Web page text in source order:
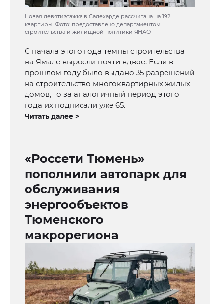
Новая девятиэтажка в Салехарде рассчитана на 192
квартиры. Фото: предоставлено департаментом
строительства и жилищной политики ЯНАО
С начала этого года темпы строительства
на Ямале выросли почти вдвое. Если в
прошлом году было выдано 35 разрешений
на строительство многоквартирных жилых
домов, то за аналогичный период этого
года их подписали уже 65.
Читать далее >
«Россети Тюмень»
пополнили автопарк для
обслуживания
энергообъектов
Тюменского
макрорегиона